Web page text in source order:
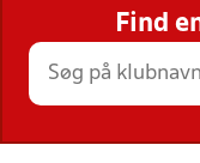
STILLINGER,
Find